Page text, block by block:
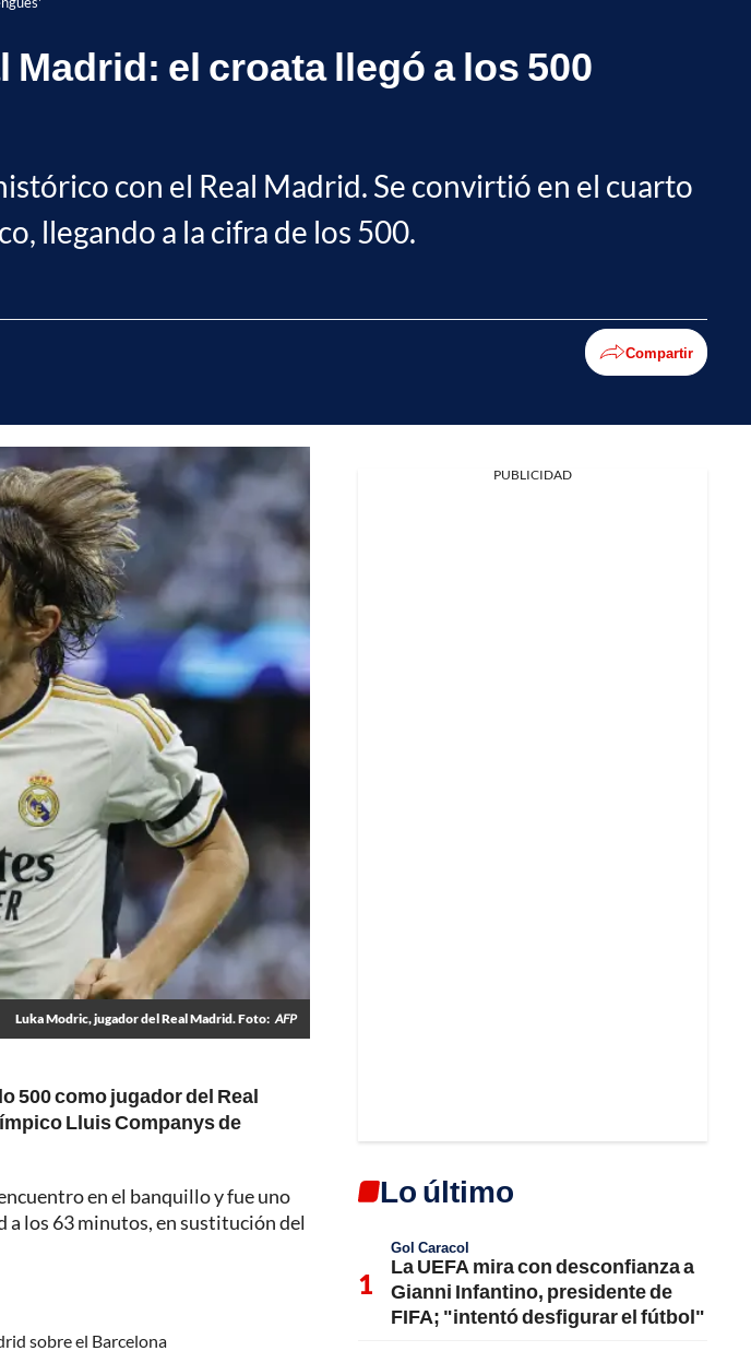
el croata llegó a los 500
con el Real Madrid. Se convirtió en el cuarto
llegando a la cifra de los 500.
Compartir
Luka Modric, jugador del Real Madrid. Foto: AFP
500 como jugador del Real
Lluis Companys de
en el banquillo y fue uno
a los 63 minutos, en sustitución del
sobre el Barcelona
PUBLICIDAD
Lo último
Gol Caracol
La UEFA mira con desconfianza a
Gianni Infantino, presidente de
FIFA; "intentó desfigurar el fútbol"